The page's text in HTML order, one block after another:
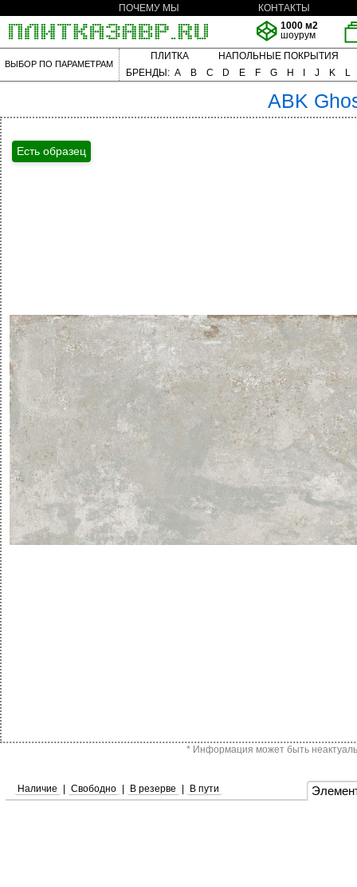
ПОЧЕМУ МЫ
КОНТАКТЫ
1000 м2
шоурум
ВЫБОР ПО ПАРАМЕТРАМ
ПЛИТКА
НАПОЛЬНЫЕ ПОКРЫТИЯ
БРЕНДЫ: A B C D E F G H J K L
ABK
Есть образец
* Информация может быть
Наличие Свободно В резерве В пути